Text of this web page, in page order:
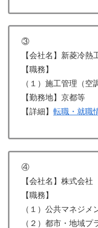
③
【会社名】新菱冷熱
【職務】
（１）施工管理（空
【勤務地】京都等
【詳細】 転職・就職
④
【会社名】株式会
【職務】
（１）公共マネジメ
（２）都市・地域